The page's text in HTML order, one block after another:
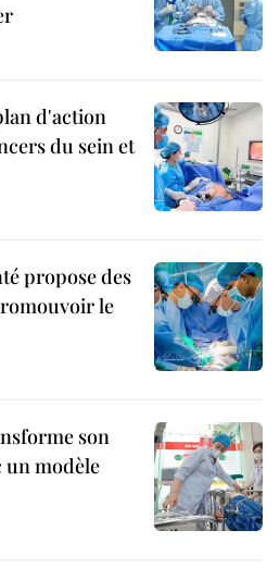
d'action
du sein et
propose des
le
son
un modèle